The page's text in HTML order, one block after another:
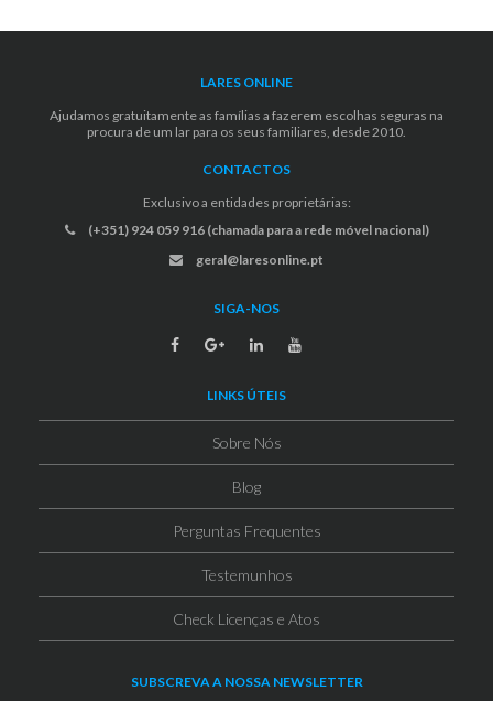
LARES ONLINE
Ajudamos gratuitamente as famílias a fazerem escolhas seguras na
procura de um lar para os seus familiares, desde 2010.
CONTACTOS
Exclusivo a entidades proprietárias:
(+351) 924 059 916 (chamada para a rede móvel nacional)
geral@laresonline.pt
SIGA-NOS
LINKS ÚTEIS
Sobre Nós
Blog
Perguntas Frequentes
Testemunhos
Check Licenças e Atos
SUBSCREVA A NOSSA NEWSLETTER